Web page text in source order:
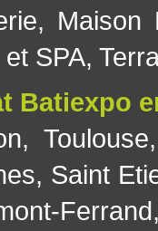
, Maison
SPA,
Batiexpo
, Toulouse
, Saint
Ferrand